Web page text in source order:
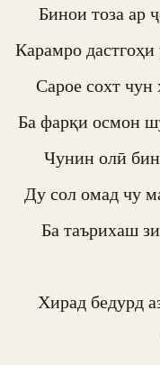
Бинои тоза ар
Карамро
Сарое сохт чун
Ба фарқи осмон
Чунин олӣ
Ду сол омад чу
Ба таърихаш
Хирад бедурд